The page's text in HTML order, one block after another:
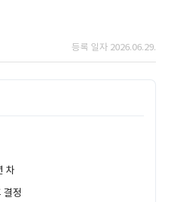
등록 일자 2026.06.29.
차
결정